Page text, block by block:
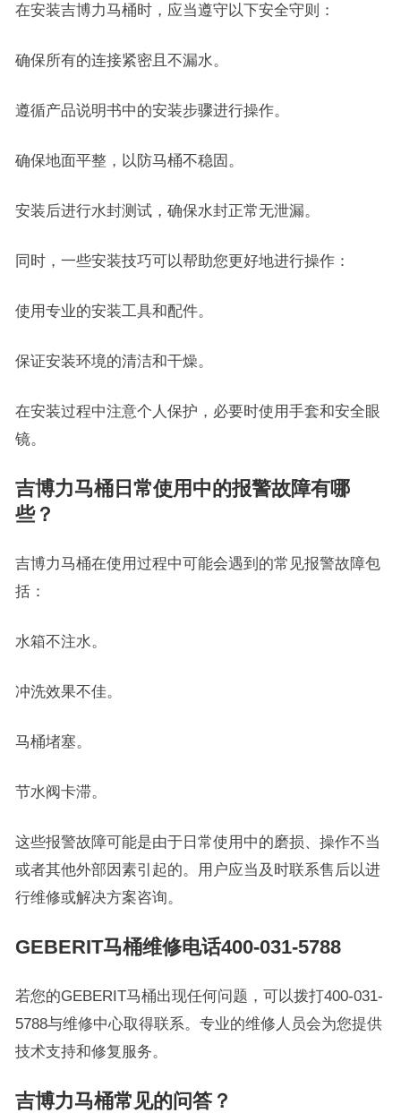
在安装吉博力马桶时，应当遵守以下安全守则：
确保所有的连接紧密且不漏水。
遵循产品说明书中的安装步骤进行操作。
确保地面平整，以防马桶不稳固。
安装后进行水封测试，确保水封正常无泄漏。
同时，一些安装技巧可以帮助您更好地进行操作：
使用专业的安装工具和配件。
保证安装环境的清洁和干燥。
在安装过程中注意个人保护，必要时使用手套和安全眼
镜。
吉博力马桶日常使用中的报警故障有哪
些？
吉博力马桶在使用过程中可能会遇到的常见报警故障包
括：
水箱不注水。
冲洗效果不佳。
马桶堵塞。
节水阀卡滞。
这些报警故障可能是由于日常使用中的磨损、操作不当
或者其他外部因素引起的。用户应当及时联系售后以进
行维修或解决方案咨询。
GEBERIT马桶维修电话400-031-5788
若您的GEBERIT马桶出现任何问题，可以拨打400-031-
5788与维修中心取得联系。专业的维修人员会为您提供
技术支持和修复服务。
吉博力马桶常见的问答？